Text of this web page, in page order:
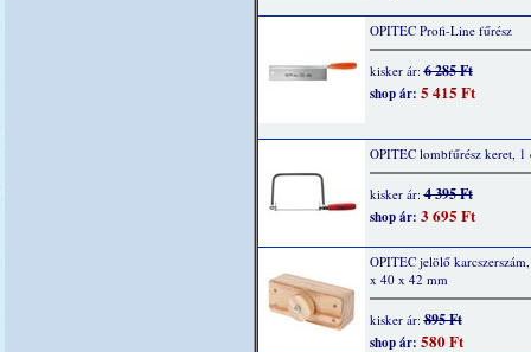
OPITEC Profi-Line fűrész
kisker ár:6 285 Ft
shop ár: 5 415 Ft
OPITEC lombfűrész keret, 1
kisker ár:4 395 Ft
shop ár: 3 695 Ft
OPITEC jelölő
x 40 x 42 mm
kisker ár:895 Ft
shop ár: 580 Ft